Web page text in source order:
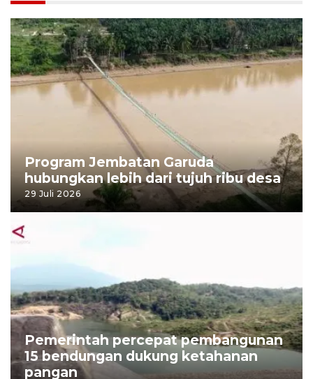
Video
Program Jembatan Garuda
hubungkan lebih dari tujuh ribu desa
29 Juli 2026